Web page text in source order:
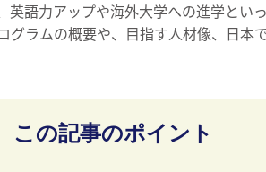
英語力アップや海外大学への進学とい
ラムの概要や、目指す人材像、日本
この記事のポイント